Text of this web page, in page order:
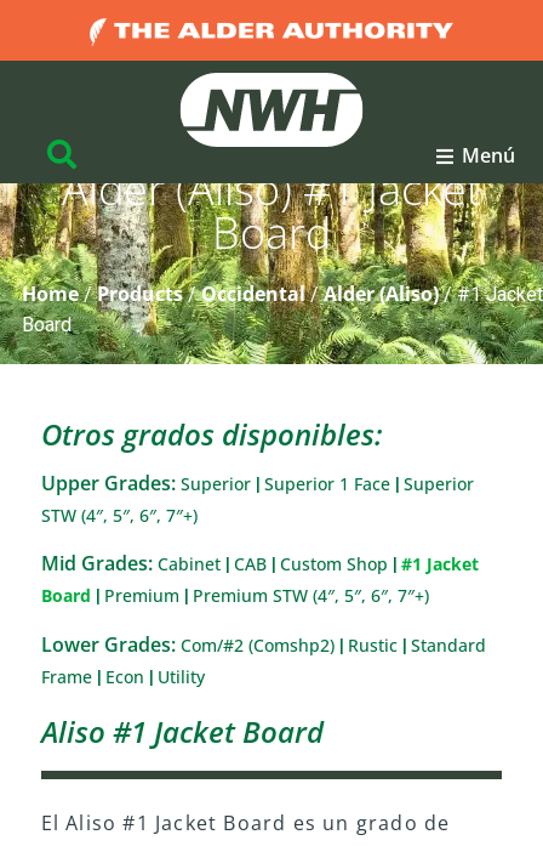
Menú
Alder (Aliso) #1 Jacket
Board
Home/Products/Occidental/Alder (Aliso)/#1 Jacket
Board
Otros grados disponibles:
Upper Grades: Superior Superior 1 Face Superior
STW (4″, 5″, 6″, 7″+)
Mid Grades: Cabinet CAB Custom Shop
#1 Jacket
Board
Premium Premium STW (4″, 5″, 6″, 7″+)
Lower Grades: Com/#2 (Comshp2) Rustic Standard
Frame
Econ Utility
Aliso #1 Jacket Board
El Aliso #1 Jacket Board es un grado de